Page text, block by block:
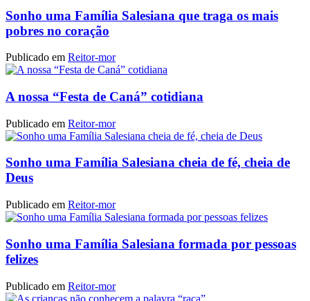
Sonho uma Família Salesiana que traga os mais
pobres no coração
Publicado em Reitor-mor
A nossa “Festa de Caná” cotidiana
Publicado em Reitor-mor
Sonho uma Família Salesiana cheia de fé, cheia de
Deus
Publicado em Reitor-mor
Sonho uma Família Salesiana formada por pessoas
felizes
Publicado em Reitor-mor